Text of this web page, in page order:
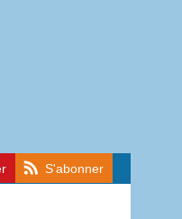
S'abonner